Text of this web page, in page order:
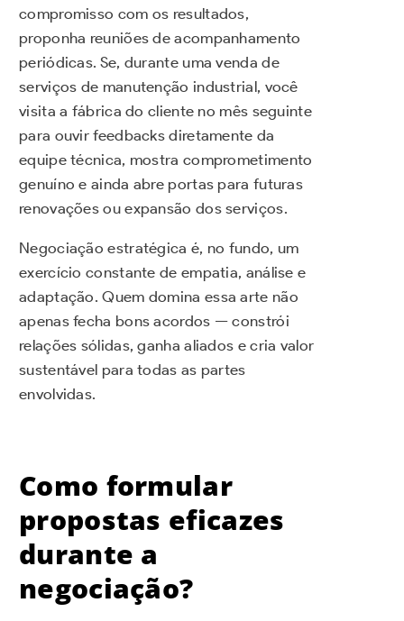
compromisso com os resultados,
proponha reuniões de acompanhamento
periódicas. Se, durante uma venda de
serviços de manutenção industrial, você
visita a fábrica do cliente no mês seguinte
para ouvir feedbacks diretamente da
equipe técnica, mostra comprometimento
genuíno e ainda abre portas para futuras
renovações ou expansão dos serviços.
Negociação estratégica é, no fundo, um
exercício constante de empatia, análise e
adaptação. Quem domina essa arte não
apenas fecha bons acordos — constrói
relações sólidas, ganha aliados e cria valor
sustentável para todas as partes
envolvidas.
Como formular
propostas eficazes
durante a
negociação?